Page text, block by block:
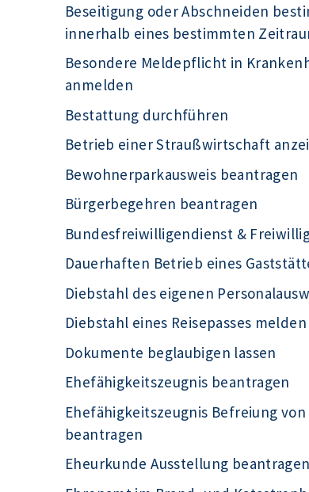
Beseitigung oder Abschneiden
innerhalb eines bestimmten
Besondere Meldepflicht in
anmelden
Bestattung durchführen
Betrieb einer Straußwirtschaft
Bewohnerparkausweis beantragen
Bürgerbegehren beantragen
Bundesfreiwilligendienst &
Dauerhaften Betrieb eines
Diebstahl des eigenen
Diebstahl eines Reisepasses melden
Dokumente beglaubigen lassen
Ehefähigkeitszeugnis beantragen
Ehefähigkeitszeugnis Befreiung
beantragen
Eheurkunde Ausstellung beantragen